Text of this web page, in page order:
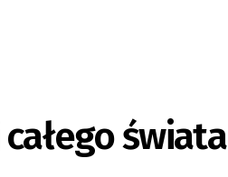
świata